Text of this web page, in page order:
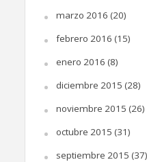
marzo 2016 (20)
febrero 2016 (15)
enero 2016 (8)
diciembre 2015 (28)
noviembre 2015 (26)
octubre 2015 (31)
septiembre 2015 (37)